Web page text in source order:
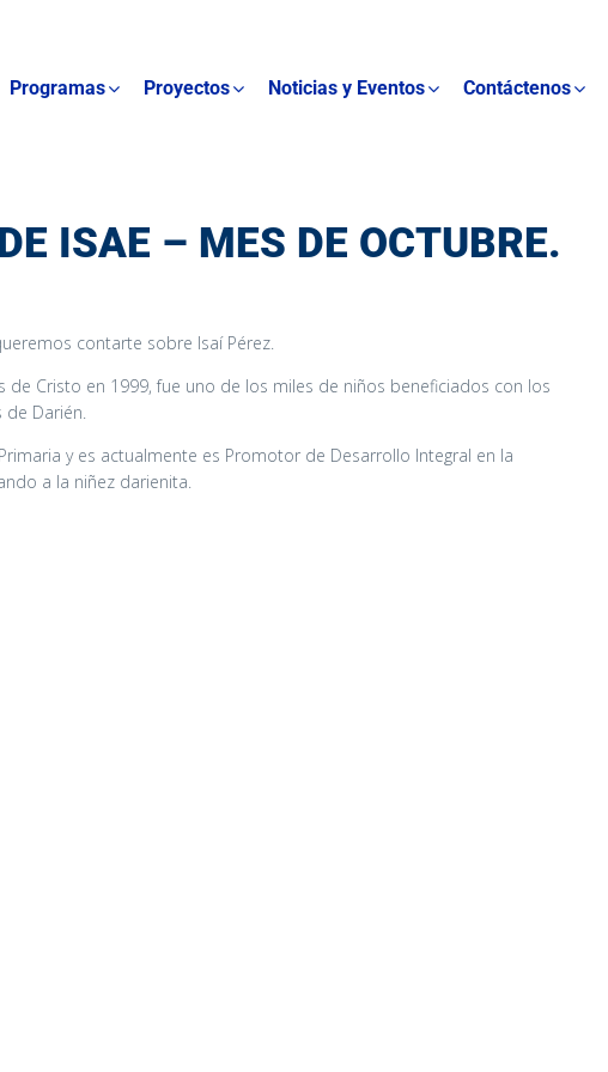
Programas Proyectos Noticias y Eventos Contáctenos
ISAE – MES DE OCTUBRE.
contarte sobre Isaí Pérez.
de Cristo en 1999, fue uno de los miles de niños beneficiados con los
de Darién.
y es actualmente es Promotor de Desarrollo Integral en la
a la niñez darienita.